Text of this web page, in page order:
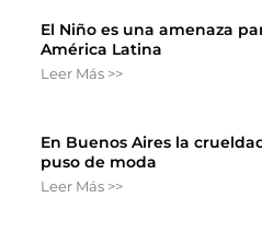
El Niño es una amenaza
América Latina
Leer Más >>
En Buenos Aires la
puso de moda
Leer Más >>